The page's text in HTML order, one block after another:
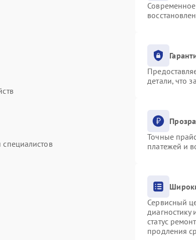
детали, что
Точные
платежей и
Сервисный
диагностику
статус
продления